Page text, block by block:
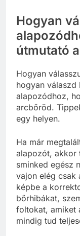
Hogyan
útmutató
Hogyan
hogyan
alapozódhoz,
arcbőröd.
egy helyen.
Ha már
alapozót, akkor
sminked egész
vajon elég csak
képbe a
bőrhibákat,
foltokat, amiket
mindig tud